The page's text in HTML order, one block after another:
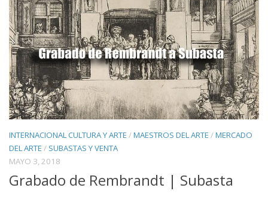
INTERNACIONAL CULTURA Y ARTE /MAESTROS DEL ARTE /MERCADO
DEL ARTE / SUBASTAS Y VENTA
MAYO 3, 2018
Grabado de Rembrandt | Subasta